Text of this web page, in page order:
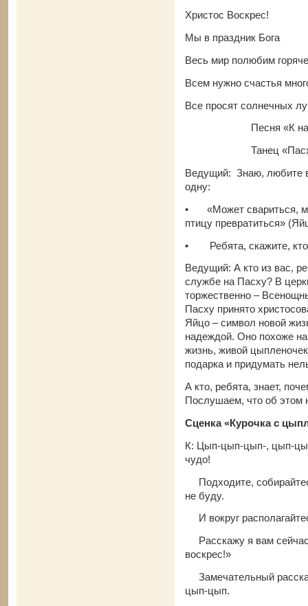
Христос Воскрес!
Мы в праздник Бога
Весь мир полюбим
Всем нужно счастья
Все просят солнечных
Песня «К нам
Танец
Ведущий: Знаю, любите
одну:
•
«Может свариться,
птицу превратиться»
•
Ребята, скажите,
Ведущий: А кто из вас,
службе на Пасху? В
торжественно –
Пасху принято
Яйцо – символ новой
надеждой. Оно похоже
жизнь, живой
подарка и придумать
А кто, ребята, знает,
Послушаем, что об этом
Сценка «Курочка с
К: Цып-цып-цып-,
чудо!
Подходите,
не буду.
И вокруг
Расскажу я вам
воскрес!»
Замечательный
цып-цып.